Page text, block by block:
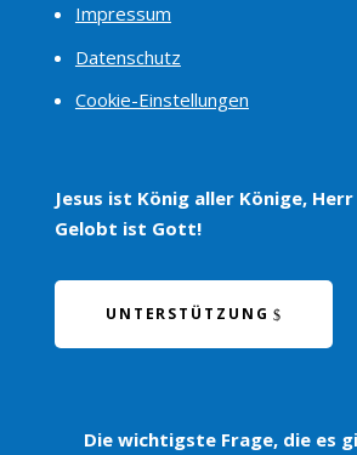
Impressum
Datenschutz
Cookie-Einstellungen
Jesus ist König aller Könige,
Gelobt ist Gott!
UNTERSTÜTZUNG
Die wichtigste Frage, die es